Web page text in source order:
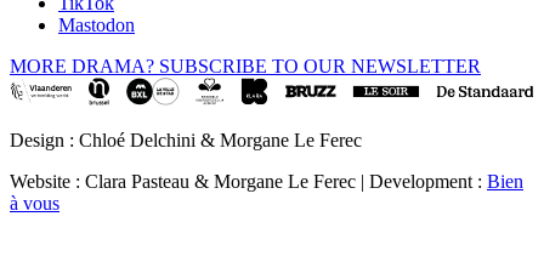
Mastodon
MORE DRAMA? SUBSCRIBE TO OUR NEWSLETTER
Design : Chloé Delchini & Morgane Le Ferec
Website : Clara Pasteau & Morgane Le Ferec | Development : Bien
à vous